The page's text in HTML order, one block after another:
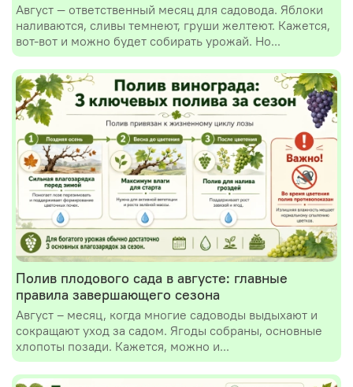
Август — ответственный месяц для садовода. Яблоки
наливаются, сливы темнеют, груши желтеют. Кажется,
вот-вот и можно будет собирать урожай. Но...
Полив плодового сада в августе: главные
правила завершающего сезона
Август – месяц, когда многие садоводы выдыхают и
сокращают уход за садом. Ягоды собраны, основные
хлопоты позади. Кажется, можно и...